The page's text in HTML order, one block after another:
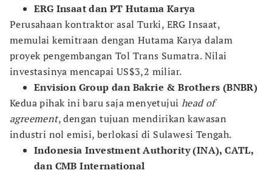
ERG Insaat dan PT Hutama Karya
Perusahaan kontraktor asal Turki, ERG Insaat,
memulai kemitraan dengan Hutama Karya dalam
proyek pengembangan Tol Trans Sumatra. Nilai
investasinya mencapai US$3,2 miliar.
Envision Group dan Bakrie & Brothers (BNBR)
Kedua pihak ini baru saja menyetujui head of
agreement, dengan tujuan mendirikan kawasan
industri nol emisi, berlokasi di Sulawesi Tengah.
Indonesia Investment Authority (INA), CATL,
dan CMB International